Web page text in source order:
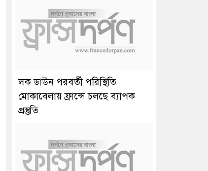
লক ডাউন পরবর্তী পরিস্থিতি
মোকাবেলায় ফ্রান্সে চলছে ব্যাপক
প্রস্তুতি